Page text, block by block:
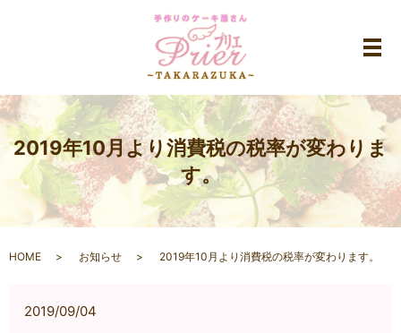
メ
2019年10月より消費税の税率が変わりま
す。
HOME お知らせ 2019年10月より消費税の税率が変わります。
2019/09/04